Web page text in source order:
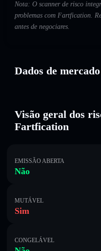
Nota: O scanner de risco
problemas com Fartfication.
antes de negociares.
Dados de
Visão geral dos
Fartfication
EMISSÃO ABERTA
Não
MUTÁVEL
Sim
CONGELÁVEL